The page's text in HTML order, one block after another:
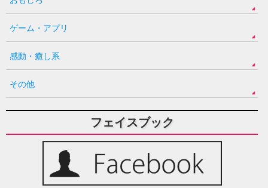
ゲーム・アプリ
感動・癒し系
その他
フェイスブック